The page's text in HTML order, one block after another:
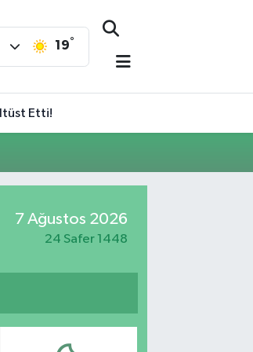
19°
Etti!
7 Ağustos 2026
24 Safer 1448